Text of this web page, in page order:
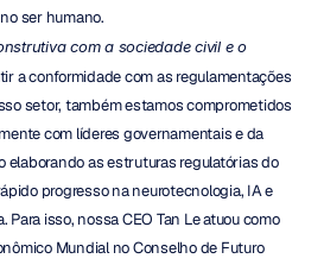
ser humano.
com a sociedade civil e o
a conformidade com as regulamentações
setor, também estamos comprometidos
com líderes governamentais e da
elaborando as estruturas regulatórias do
progresso na neurotecnologia, IA e
isso, nossa CEO Tan Le atuou como
Mundial no Conselho de Futuro